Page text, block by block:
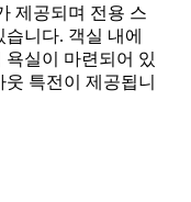
제공되며 전용 스
니다. 객실 내에
실이 마련되어 있
특전이 제공됩니